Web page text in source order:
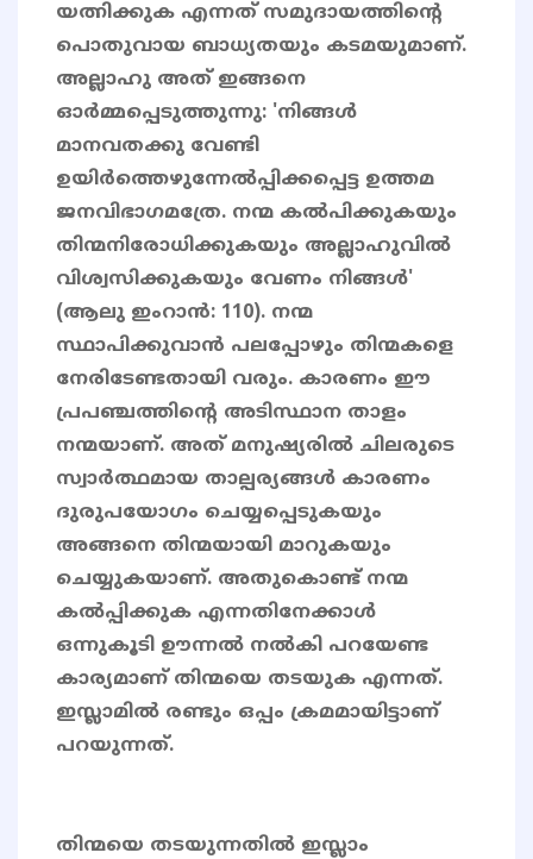
യത്നിക്കുക എന്നത് സമുദായത്തിൻ്റെ
പൊതുവായ ബാധ്യതയും കടമയുമാണ്.
അല്ലാഹു അത് ഇങ്ങനെ
ഓർമ്മപ്പെടുത്തുന്നു: 'നിങ്ങള്‍
മാനവതക്കു വേണ്ടി
ഉയിര്‍ത്തെഴുന്നേല്‍പ്പിക്കപ്പെട്ട ഉത്തമ
ജനവിഭാഗമത്രേ. നന്മ കല്‍പിക്കുകയും
തിന്മനിരോധിക്കുകയും അല്ലാഹുവില്‍
വിശ്വസിക്കുകയും വേണം നിങ്ങള്‍'
(ആലു ഇംറാൻ: 110). നന്മ
സ്ഥാപിക്കുവാൻ പലപ്പോഴും തിന്മകളെ
നേരിടേണ്ടതായി വരും. കാരണം ഈ
പ്രപഞ്ചത്തിന്റെ അടിസ്ഥാന താളം
നന്മയാണ്. അത് മനുഷ്യരിൽ ചിലരുടെ
സ്വാർത്ഥമായ താല്പര്യങ്ങൾ കാരണം
ദുരുപയോഗം ചെയ്യപ്പെടുകയും
അങ്ങനെ തിന്മയായി മാറുകയും
ചെയ്യുകയാണ്. അതുകൊണ്ട് നന്മ
കൽപ്പിക്കുക എന്നതിനേക്കാൾ
ഒന്നുകൂടി ഊന്നൽ നൽകി പറയേണ്ട
കാര്യമാണ് തിന്മയെ തടയുക എന്നത്.
ഇസ്ലാമിൽ രണ്ടും ഒപ്പം ക്രമമായിട്ടാണ്
പറയുന്നത്.
തിന്മയെ തടയുന്നതിൽ ഇസ്ലാം